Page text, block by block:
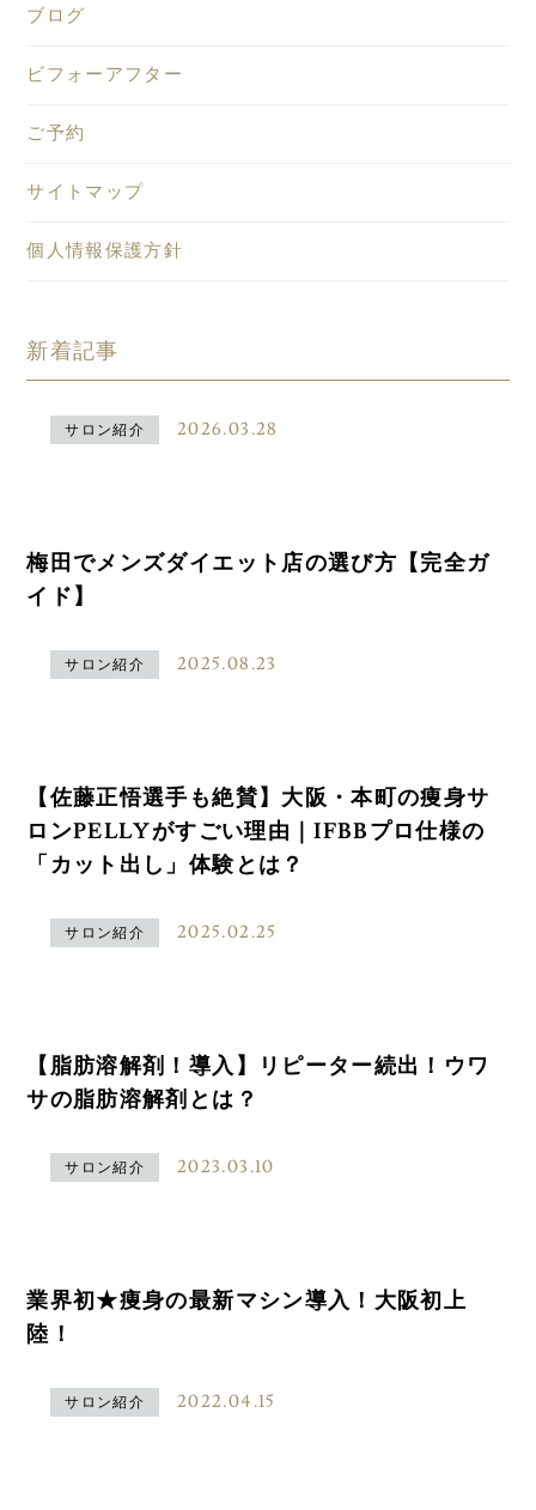
ブログ
ビフォーアフター
ご予約
サイトマップ
個人情報保護方針
新着記事
サロン紹介 2026.03.28
梅田でメンズダイエット店の選び方【完全ガ
イド】
サロン紹介 2025.08.23
【佐藤正悟選手も絶賛】大阪・本町の痩身サ
ロンPELLYがすごい理由｜IFBBプロ仕様の
「カット出し」体験とは？
サロン紹介 2025.02.25
【脂肪溶解剤！導入】リピーター続出！ウワ
サの脂肪溶解剤とは？
サロン紹介 2023.03.10
業界初★痩身の最新マシン導入！大阪初上
陸！
サロン紹介 2022.04.15